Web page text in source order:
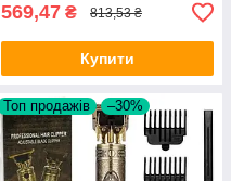
569,47 ₴ 813,53 ₴
Купити
Топ продажів –30%